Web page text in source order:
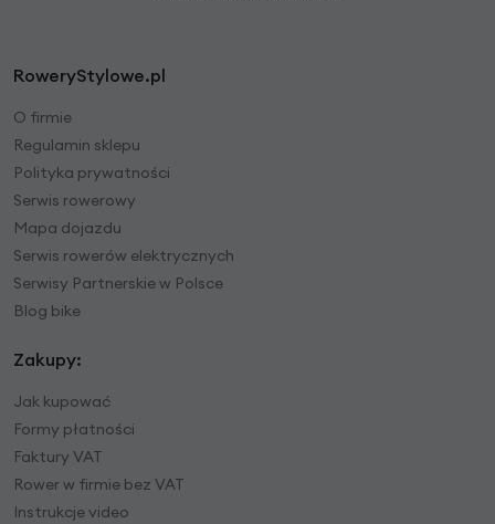
RoweryStylowe.pl
O firmie
Regulamin sklepu
Polityka prywatności
Serwis rowerowy
Mapa dojazdu
Serwis rowerów elektrycznych
Serwisy Partnerskie w Polsce
Blog bike
Zakupy:
Jak kupować
Formy płatności
Faktury VAT
Rower w firmie bez VAT
Instrukcje video